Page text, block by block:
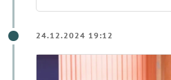
24.12.2024 19:12